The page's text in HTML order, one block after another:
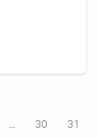
... 30 31